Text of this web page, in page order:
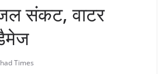
संकट, वाटर
Times